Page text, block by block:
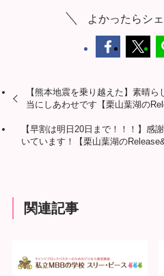
よかったらシ
【熊本地震を乗り越えた】素晴
当にしあわせです【栗山葉湖の
【早割は明日20日まで！！！】感
いています！【栗山葉湖の
関連記事